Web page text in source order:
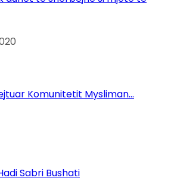
Komunitetit Mysliman…
Sabri Bushati